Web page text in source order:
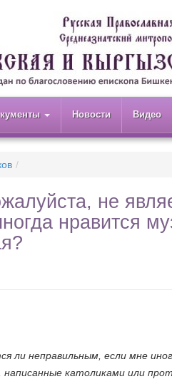
Новости Видео
не
нравится
ли неправильным, если мне
написанные католиками или